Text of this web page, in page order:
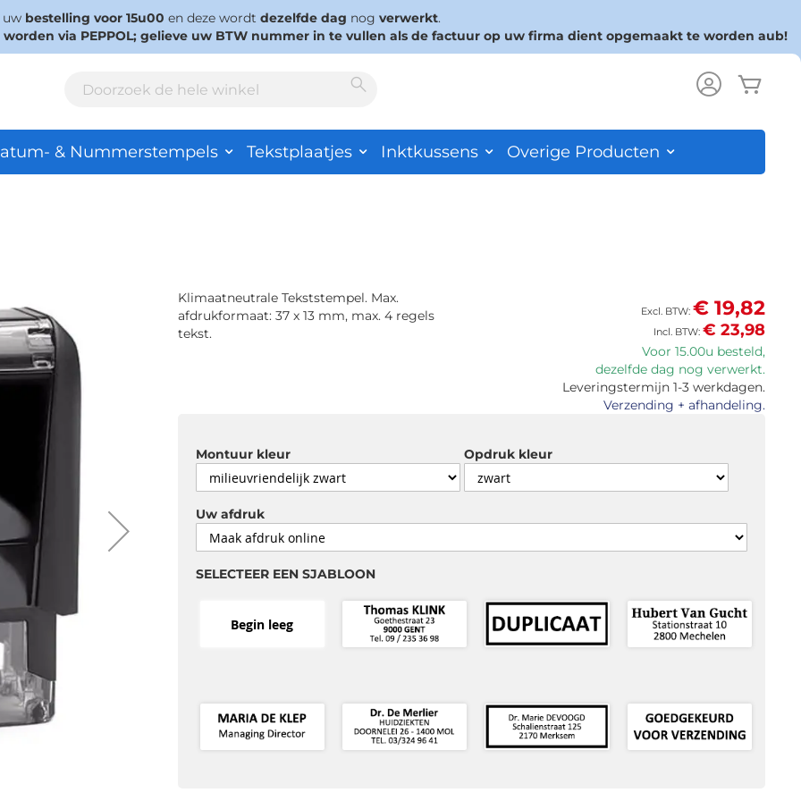
uw bestelling voor 15u00 en deze wordt dezelfde dag nog verwerkt.
via PEPPOL; gelieve uw BTW nummer in te vullen als de factuur op uw firma dient opgemaakt te worden aub!
& Nummerstempels Tekstplaatjes Inktkussens Overige Producten
€ 23,98
€ 19,82
Voor 15.00u besteld,
dezelfde dag nog verwerkt.
Leveringstermijn 1-3 werkdagen.
Verzending + afhandeling.
Klimaatneutrale Tekststempel. Max.
afdrukformaat: 37 x 13 mm, max. 4 regels
tekst.
Montuur kleur Opdruk kleur
Uw afdruk
SELECTEER EEN SJABLOON
Begin leeg